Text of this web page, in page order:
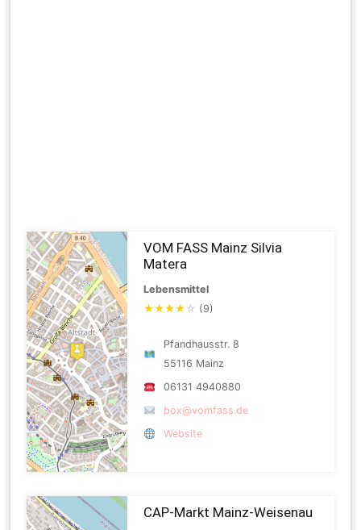
VOM FASS Mainz Silvia
Matera
Lebensmittel
★★★★ ☆ (9)
Pfandhausstr. 8
55116 Mainz
06131 4940880
box@vomfass.de
Website
CAP-Markt Mainz-Weisenau